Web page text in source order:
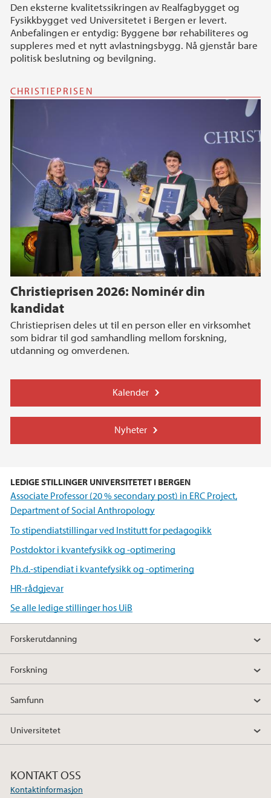
Den eksterne kvalitetssikringen av Realfagbygget og
Fysikkbygget ved Universitetet i Bergen er levert.
Anbefalingen er entydig: Byggene bør rehabiliteres og
suppleres med et nytt avlastningsbygg. Nå gjenstår bare
politisk beslutning og bevilgning.
CHRISTIEPRISEN
Christieprisen 2026: Nominér din
kandidat
Christieprisen deles ut til en person eller en virksomhet
som bidrar til god samhandling mellom forskning,
utdanning og omverdenen.
Kalender
Nyheter
LEDIGE STILLINGER UNIVERSITETET I BERGEN
Associate Professor (20 % secondary post) in ERC Project,
Department of Social Anthropology
To stipendiatstillingar ved Institutt for pedagogikk
Postdoktor i kvantefysikk og -optimering
Ph.d.-stipendiat i kvantefysikk og -optimering
HR-rådgjevar
Se alle ledige stillinger hos UiB
Forskerutdanning
Forskning
Samfunn
Universitetet
KONTAKT OSS
Kontaktinformasjon